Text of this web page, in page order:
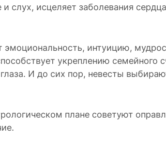
слух, исцеляет заболевания
интуицию,
укреплению
И до сих пор, невесты
плане советуют